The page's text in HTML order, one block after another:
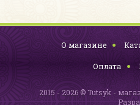
О магазине
Оплата
2015 - 2026 © Tutsyk -